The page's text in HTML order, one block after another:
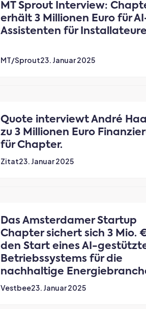
MT Sprout Interview:
erhält 3 Millionen Euro für
Assistenten für
MT/Sprout23. Januar 2025
Quote interviewt André
zu 3 Millionen Euro
für Chapter.
Zitat23. Januar 2025
Das Amsterdamer Startup
Chapter sichert sich 3 Mio.
den Start eines AI-
Betriebssystems für die
nachhaltige
Vestbee23. Januar 2025